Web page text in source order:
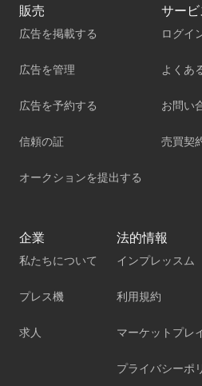
販売
広告を掲載する
広告を管理
広告を予約する
信頼の証
オークションを提出する
サー
ログイ
よくあ
お問い
売買契
企業
私たちについて
プレス機
求人
法的情報
インプレッスム
利用規約
マーケットプレ
プライバシーポ